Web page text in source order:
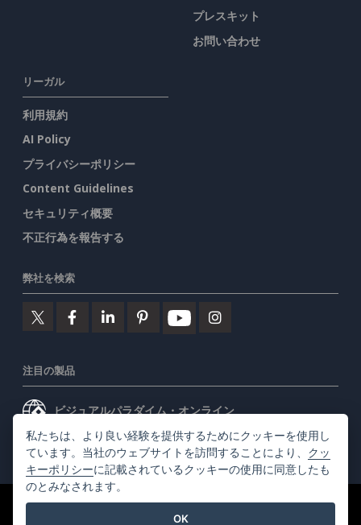
プレスキット
お問い合わせ
リーガル
利用規約
AI Policy
プライバシーポリシー
Content Guidelines
セキュリティ概要
不正行為を報告する
弊社を検索
注目の製品
ビジュアルパラダイム・オンライン
ビジュアルパラダイムデスクトップ
©2026 by Visual Paradigm. 全ての権利を有する
私たちは、より良い経験を提供するためにクッキーを使用し
ています。当社のウェブサイトを訪問することにより、 クッ
キーポリシーに記載されているクッキーの使用に同意したも
のとみなされます。
OK